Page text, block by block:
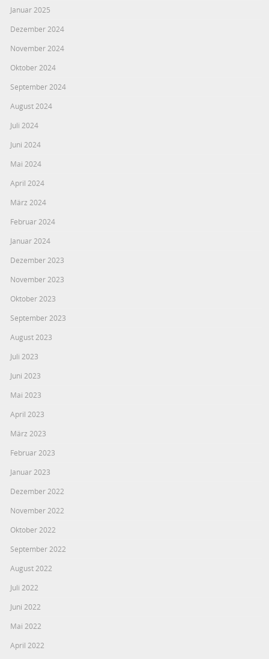
Januar 2025
Dezember 2024
November 2024
Oktober 2024
September 2024
August 2024
Juli 2024
Juni 2024
Mai 2024
April 2024
März 2024
Februar 2024
Januar 2024
Dezember 2023
November 2023
Oktober 2023
September 2023
August 2023
Juli 2023
Juni 2023
Mai 2023
April 2023
März 2023
Februar 2023
Januar 2023
Dezember 2022
November 2022
Oktober 2022
September 2022
August 2022
Juli 2022
Juni 2022
Mai 2022
April 2022